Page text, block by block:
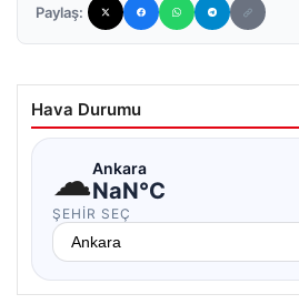
Paylaş:
Hava Durumu
☁Ankara
NaN°C
ŞEHIR SEÇ